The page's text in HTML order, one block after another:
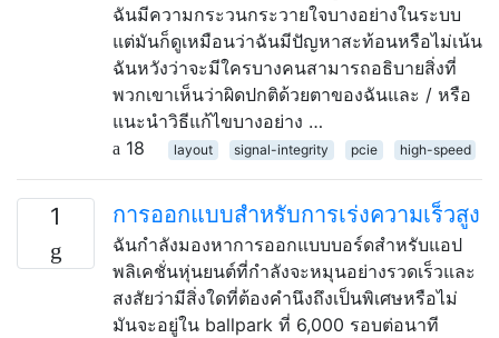
ฉันมีความกระวนกระวายใจบางอย่างในระบบ
แต่มันก็ดูเหมือนว่าฉันมีปัญหาสะท้อนหรือไม่เน้น
ฉันหวังว่าจะมีใครบางคนสามารถอธิบายสิ่งที่
พวกเขาเห็นว่าผิดปกติด้วยตาของฉันและ / หรือ
แนะนำวิธีแก้ไขบางอย่าง …
18
layout signal-integrity pcie high-speed
1 การออกแบบสำหรับการเร่งความเร็วสูง
ฉันกำลังมองหาการออกแบบบอร์ดสำหรับแอป
พลิเคชั่นหุ่นยนต์ที่กำลังจะหมุนอย่างรวดเร็วและ
สงสัยว่ามีสิ่งใดที่ต้องคำนึงถึงเป็นพิเศษหรือไม่
มันจะอยู่ใน ballpark ที่ 6,000 รอบต่อนาที